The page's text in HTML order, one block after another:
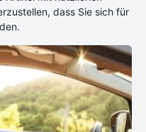
dass Sie sich für